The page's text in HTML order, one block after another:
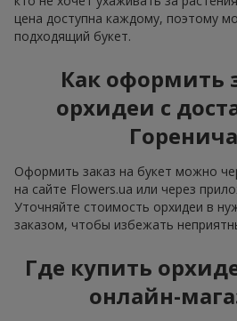
цена доступна каждому, поэтому
подходящий букет.
Как оформить
орхидеи с
Оформить заказ на букет можно
на сайте Flowers.ua или через
Уточняйте стоимость орхидеи в
заказом, чтобы избежать
Где купить
онлайн-